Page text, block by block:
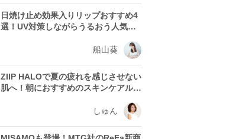
日焼け止め効果入りリップおすすめ4
選！UV対策しながらうるおう人気ア
船山葵
ZIIP HALOで夏の疲れを感じさせない
肌へ！朝におすすめのスキンケアルー
しゅん